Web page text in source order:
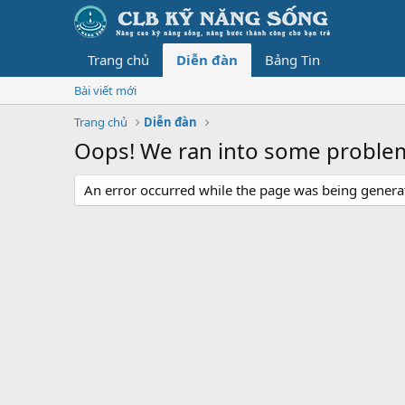
Trang chủ Diễn đàn Bảng Tin
Bài viết mới
Trang chủ
Diễn đàn
Oops! We ran into some
An error occurred while the page was being